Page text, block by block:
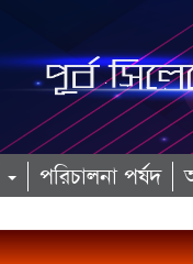
পরিচালনা পর্ষদ